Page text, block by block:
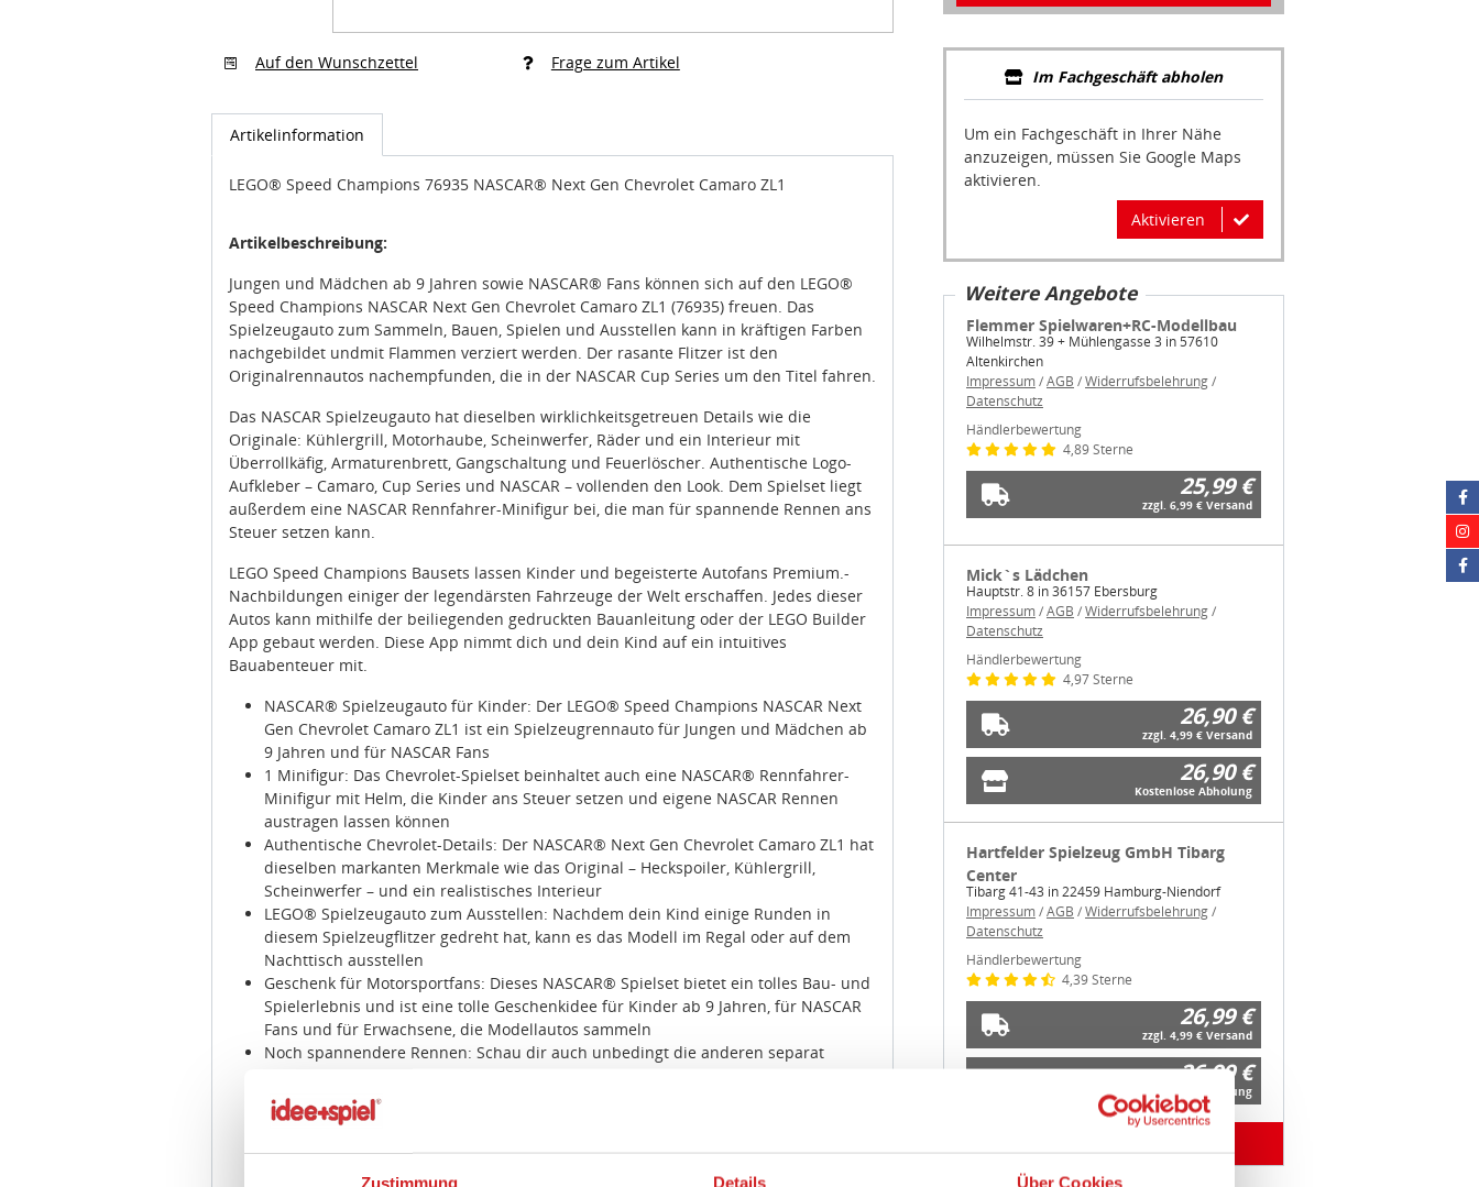
Zustimmung Details Über Cookies
Auf den Wunschzettel Frage zum Artikel
Artikelinformation
LEGO® Speed Champions 76935 NASCAR® Next Gen Chevrolet Camaro ZL1
Artikelbeschreibung:
Jungen und Mädchen ab 9 Jahren sowie NASCAR® Fans können sich auf den LEGO®
Speed Champions NASCAR Next Gen Chevrolet Camaro ZL1 (76935) freuen. Das
Spielzeugauto zum Sammeln, Bauen, Spielen und Ausstellen kann in kräftigen Farben
nachgebildet undmit Flammen verziert werden. Der rasante Flitzer ist den
Originalrennautos nachempfunden, die in der NASCAR Cup Series um den Titel fahren.
Das NASCAR Spielzeugauto hat dieselben wirklichkeitsgetreuen Details wie die
Originale: Kühlergrill, Motorhaube, Scheinwerfer, Räder und ein Interieur mit
Überrollkäfig, Armaturenbrett, Gangschaltung und Feuerlöscher. Authentische Logo-
Aufkleber – Camaro, Cup Series und NASCAR – vollenden den Look. Dem Spielset liegt
außerdem eine NASCAR Rennfahrer-Minifigur bei, die man für spannende Rennen ans
Steuer setzen kann.
LEGO Speed Champions Bausets lassen Kinder und begeisterte Autofans Premium.-
Nachbildungen einiger der legendärsten Fahrzeuge der Welt erschaffen. Jedes dieser
Autos kann mithilfe der beiliegenden gedruckten Bauanleitung oder der LEGO Builder
App gebaut werden. Diese App nimmt dich und dein Kind auf ein intuitives
Bauabenteuer mit.
NASCAR® Spielzeugauto für Kinder: Der LEGO® Speed Champions NASCAR Next
Gen Chevrolet Camaro ZL1 ist ein Spielzeugrennauto für Jungen und Mädchen ab
9 Jahren und für NASCAR Fans
1 Minifigur: Das Chevrolet-Spielset beinhaltet auch eine NASCAR® Rennfahrer-
Minifigur mit Helm, die Kinder ans Steuer setzen und eigene NASCAR Rennen
austragen lassen können
Authentische Chevrolet-Details: Der NASCAR® Next Gen Chevrolet Camaro ZL1 hat
dieselben markanten Merkmale wie das Original – Heckspoiler, Kühlergrill,
Scheinwerfer – und ein realistisches Interieur
LEGO® Spielzeugauto zum Ausstellen: Nachdem dein Kind einige Runden in
diesem Spielzeugflitzer gedreht hat, kann es das Modell im Regal oder auf dem
Nachttisch ausstellen
Geschenk für Motorsportfans: Dieses NASCAR® Spielset bietet ein tolles Bau- und
Spielerlebnis und ist eine tolle Geschenkidee für Kinder ab 9 Jahren, für NASCAR
Fans und für Erwachsene, die Modellautos sammeln
Noch spannendere Rennen: Schau dir auch unbedingt die anderen separat
Modelle legendärer Autos zum Spielen und Ausstellen: LEGO® Speed Champions
Bausets lassen Kinder und begeisterte Autofans Nachbildungen von einigen der
Im Fachgeschäft abholen
Um ein Fachgeschäft in Ihrer Nähe
anzuzeigen, müssen Sie Google Maps
aktivieren.
Aktivieren
Weitere Angebote
Flemmer Spielwaren+RC-Modellbau
Wilhelmstr. 39 + Mühlengasse 3 in 57610
Altenkirchen
Impressum/AGB /Widerrufsbelehrung/
Datenschutz
Händlerbewertung
4,89 Sterne
25,99 €
zzgl. 6,99 € Versand
Mick`s Lädchen
Hauptstr. 8 in 36157 Ebersburg
Impressum/AGB /Widerrufsbelehrung/
Datenschutz
Händlerbewertung
4,97 Sterne
26,90 €
zzgl. 4,99 € Versand
26,90 €
Kostenlose Abholung
Hartfelder Spielzeug GmbH Tibarg
Center
Tibarg 41-43 in 22459 Hamburg-Niendorf
Impressum/AGB /Widerrufsbelehrung/
Datenschutz
Händlerbewertung
4,39 Sterne
26,99 €
zzgl. 4,99 € Versand
26,99 €
Kostenlose Abholung